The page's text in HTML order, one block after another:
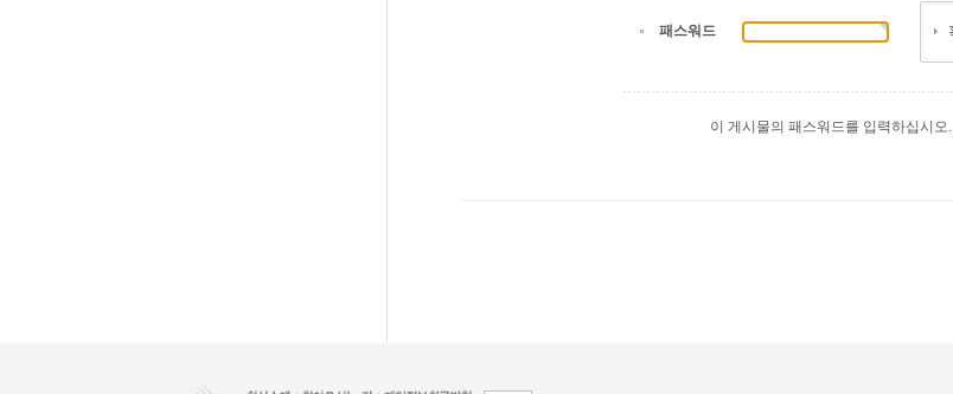
패스워드
이 게시물의 패스워드를 입력하십시오.